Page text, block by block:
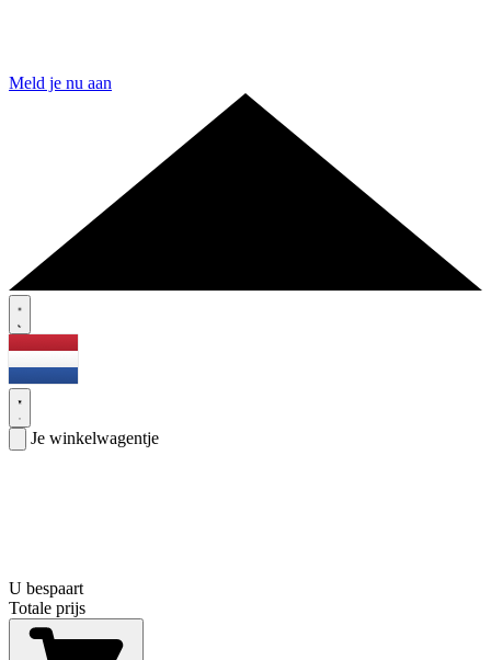
Meld je nu aan
Je winkelwagentje
U bespaart
Totale prijs